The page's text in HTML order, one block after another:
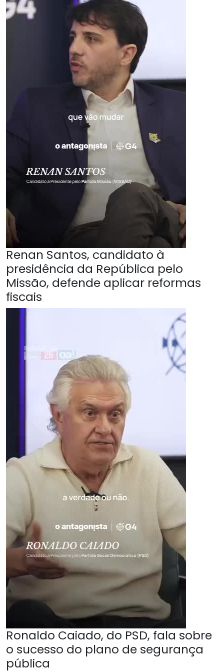
Renan Santos, candidato à
presidência da República pelo
Missão, defende aplicar reformas
fiscais
Ronaldo Caiado, do PSD, fala sobre
o sucesso do plano de segurança
pública